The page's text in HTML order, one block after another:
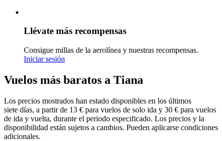
Llévate más recompensas
Consigue millas de la aerolínea y nuestras recompensas.
Iniciar sesión
Vuelos más baratos a Tiana
Los precios mostrados han estado disponibles en los últimos
siete días, a partir de 13 € para vuelos de solo ida y 30 € para vuelos
de ida y vuelta, durante el periodo especificado. Los precios y la
disponibilidad están sujetos a cambios. Pueden aplicarse condiciones
adicionales.